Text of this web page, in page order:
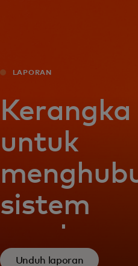
Untuk dunia
Untuk inovator
Berita dan tren
LAPORAN
untuk
sistem
Unduh laporan